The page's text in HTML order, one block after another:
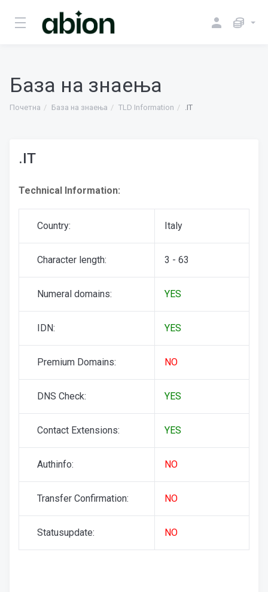
База на знаења
Почетна База на знаења TLD Information .IT
.IT
Technical Information:
Country: Italy
Character length: 3 - 63
Numeral domains: YES
IDN: YES
Premium Domains: NO
DNS Check: YES
Contact Extensions: YES
Authinfo: NO
Transfer Confirmation: NO
Statusupdate: NO